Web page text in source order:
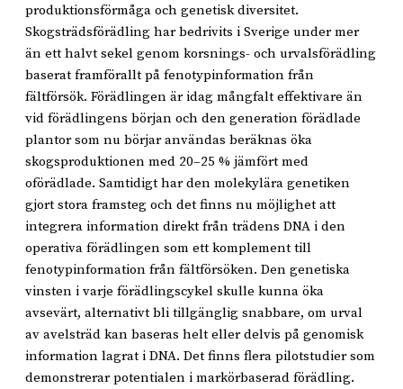
produktionsförmåga och genetisk diversitet.
Skogsträdsförädling har bedrivits i Sverige under mer
än ett halvt sekel genom korsnings- och urvalsförädling
baserat framförallt på fenotypinformation från
fältförsök. Förädlingen är idag mångfalt effektivare än
vid förädlingens början och den generation förädlade
plantor som nu börjar användas beräknas öka
skogsproduktionen med 20–25 % jämfört med
oförädlade. Samtidigt har den molekylära genetiken
gjort stora framsteg och det finns nu möjlighet att
integrera information direkt från trädens DNA i den
operativa förädlingen som ett komplement till
fenotypinformation från fältförsöken. Den genetiska
vinsten i varje förädlingscykel skulle kunna öka
avsevärt, alternativt bli tillgänglig snabbare, om urval
av avelsträd kan baseras helt eller delvis på genomisk
information lagrat i DNA. Det finns flera pilotstudier som
demonstrerar potentialen i markörbaserad förädling.